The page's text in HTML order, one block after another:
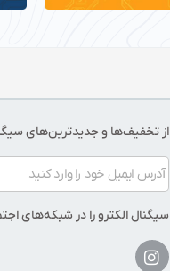
از تخفیف‌ها و جدیدترین‌های
سیگنال الکترو را در شبکه‌های